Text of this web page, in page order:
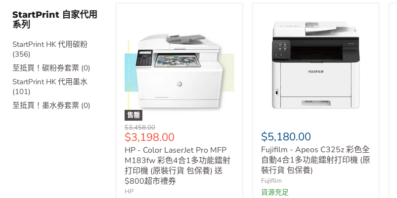
StartPrint 自家代用
系列
StartPrint HK 代用碳粉
(356)
至抵買！碳粉券套票 (0)
StartPrint HK 代用墨水
(101)
至抵買！墨水券套票 (0)
售罄
原
價
$3,458.00
售
價
$3,198.00
HP - Color LaserJet Pro MFP
M183fw 彩色4合1多功能鐳射
打印機 (原裝行貨 包保養) 送
$800超市禮券
HP
$5,180.00
Fujifilm - Apeos C325z 彩色全
自動4合1多功能鐳射打印機 (原
裝行貨 包保養)
Fujifilm
貨源充足